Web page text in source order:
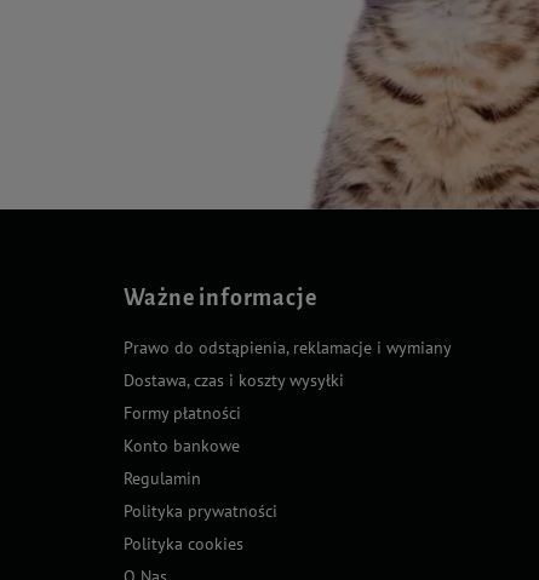
Ważne informacje
Prawo do odstąpienia, reklamacje i wymiany
Dostawa, czas i koszty wysyłki
Formy płatności
Konto bankowe
Regulamin
Polityka prywatności
Polityka cookies